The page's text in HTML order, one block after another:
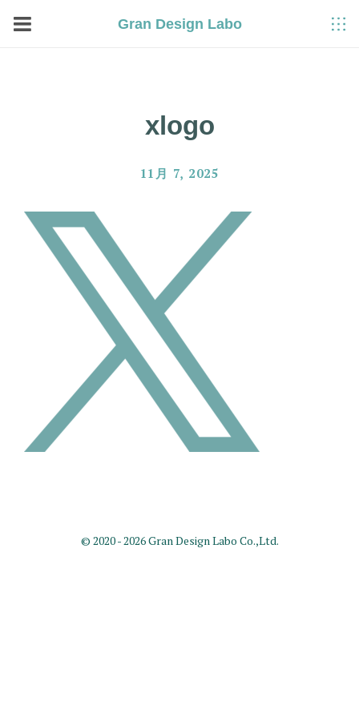
Gran Design Labo
xlogo
11月 7, 2025
© 2020 - 2026 Gran Design Labo Co.,Ltd.